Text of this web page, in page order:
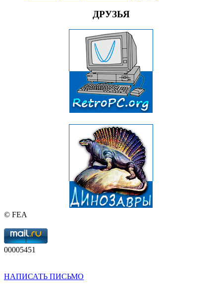
ДРУЗЬЯ
© FEA
00005451
НАПИСАТЬ ПИСЬМО